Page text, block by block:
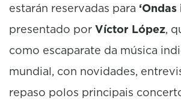
estarán reservadas para ‘Ondas
presentado por Víctor López,
como escaparate da música
mundial, con novidades,
repaso polos principais